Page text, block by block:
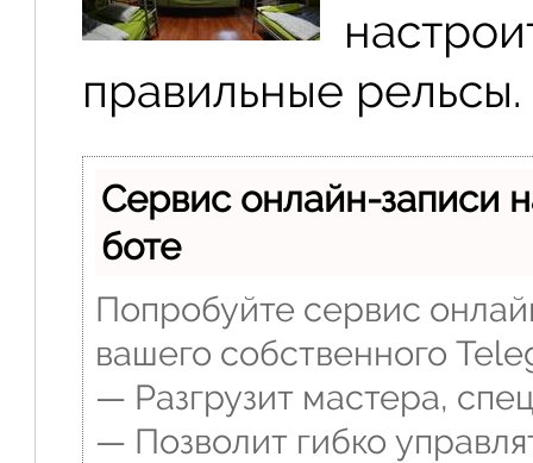
правильные рельсы.
Сервис онлайн-записи
боте
Попробуйте сервис
вашего собственного
— Разгрузит мастера,
— Позволит гибко